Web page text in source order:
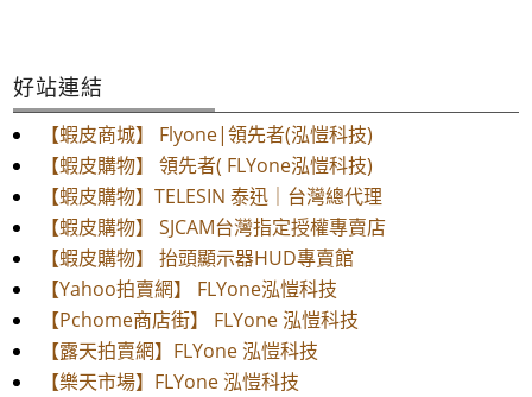
好站連結
【蝦皮商城】 Flyone|領先者(泓愷科技)
【蝦皮購物】 領先者( FLYone泓愷科技)
【蝦皮購物】TELESIN 泰迅｜台灣總代理
【蝦皮購物】 SJCAM台灣指定授權專賣店
【蝦皮購物】 抬頭顯示器HUD專賣館
【Yahoo拍賣網】 FLYone泓愷科技
【Pchome商店街】 FLYone 泓愷科技
【露天拍賣網】FLYone 泓愷科技
【樂天市場】FLYone 泓愷科技